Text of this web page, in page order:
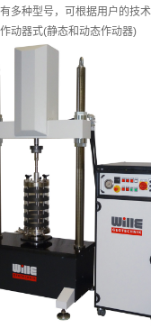
多种型号，可根据用户的技
动器式(静态和动态作动器)